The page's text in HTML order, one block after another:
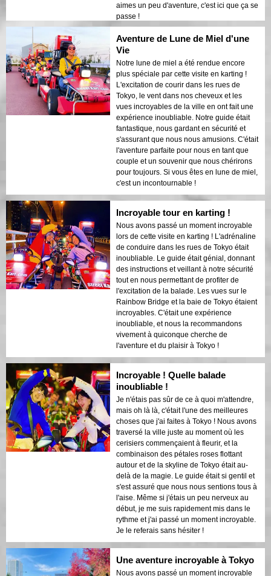
aimes un peu d'aventure, c'est ici que ça se
passe !
Aventure de Lune de Miel d'une
Vie
Notre lune de miel a été rendue encore
plus spéciale par cette visite en karting !
L'excitation de courir dans les rues de
Tokyo, le vent dans nos cheveux et les
vues incroyables de la ville en ont fait une
expérience inoubliable. Notre guide était
fantastique, nous gardant en sécurité et
s'assurant que nous nous amusions. C'était
l'aventure parfaite pour nous en tant que
couple et un souvenir que nous chérirons
pour toujours. Si vous êtes en lune de miel,
c'est un incontournable !
Incroyable tour en karting !
Nous avons passé un moment incroyable
lors de cette visite en karting ! L'adrénaline
de conduire dans les rues de Tokyo était
inoubliable. Le guide était génial, donnant
des instructions et veillant à notre sécurité
tout en nous permettant de profiter de
l'excitation de la balade. Les vues sur le
Rainbow Bridge et la baie de Tokyo étaient
incroyables. C'était une expérience
inoubliable, et nous la recommandons
vivement à quiconque cherche de
l'aventure et du plaisir à Tokyo !
Incroyable ! Quelle balade
inoubliable !
Je n'étais pas sûr de ce à quoi m'attendre,
mais oh là là, c'était l'une des meilleures
choses que j'ai faites à Tokyo ! Nous avons
traversé la ville juste au moment où les
cerisiers commençaient à fleurir, et la
combinaison des pétales roses flottant
autour et de la skyline de Tokyo était au-
delà de la magie. Le guide était si gentil et
s'est assuré que nous nous sentions tous à
l'aise. Même si j'étais un peu nerveux au
début, je me suis rapidement mis dans le
rythme et j'ai passé un moment incroyable.
Je le referais sans hésiter !
Une aventure incroyable à Tokyo
Nous avons passé un moment incroyable